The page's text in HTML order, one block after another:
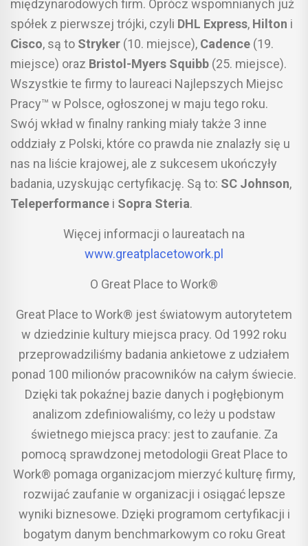
międzynarodowych firm. Oprócz wspomnianych już
spółek z pierwszej trójki, czyli DHL Express, Hilton i
Cisco, są to Stryker (10. miejsce), Cadence (19.
miejsce) oraz Bristol-Myers Squibb (25. miejsce).
Wszystkie te firmy to laureaci Najlepszych Miejsc
Pracy™ w Polsce, ogłoszonej w maju tego roku.
Swój wkład w finalny ranking miały także 3 inne
oddziały z Polski, które co prawda nie znalazły się u
nas na liście krajowej, ale z sukcesem ukończyły
badania, uzyskując certyfikację. Są to: SC Johnson,
Teleperformance i Sopra Steria.
Więcej informacji o laureatach na
www.greatplacetowork.pl
O Great Place to Work®
Great Place to Work® jest światowym autorytetem
w dziedzinie kultury miejsca pracy. Od 1992 roku
przeprowadziliśmy badania ankietowe z udziałem
ponad 100 milionów pracowników na całym świecie.
Dzięki tak pokaźnej bazie danych i pogłębionym
analizom zdefiniowaliśmy, co leży u podstaw
świetnego miejsca pracy: jest to zaufanie. Za
pomocą sprawdzonej metodologii Great Place to
Work® pomaga organizacjom mierzyć kulturę firmy,
rozwijać zaufanie w organizacji i osiągać lepsze
wyniki biznesowe. Dzięki programom certyfikacji i
bogatym danym benchmarkowym co roku Great